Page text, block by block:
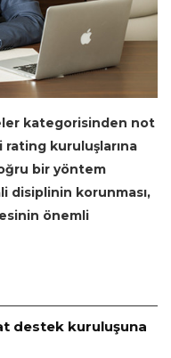
kategorisinden not
rating kuruluşlarına
bir yöntem
disiplinin korunması,
önemli
destek kuruluşuna